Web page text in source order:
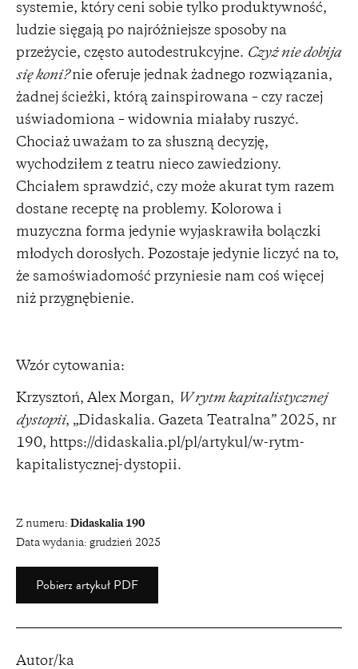
systemie, który ceni sobie tylko produktywność,
ludzie sięgają po najróżniejsze sposoby na
przeżycie, często autodestrukcyjne. Czyż nie dobija
się koni?nie oferuje jednak żadnego rozwiązania,
żadnej ścieżki, którą zainspirowana – czy raczej
uświadomiona – widownia miałaby ruszyć.
Chociaż uważam to za słuszną decyzję,
wychodziłem z teatru nieco zawiedziony.
Chciałem sprawdzić, czy może akurat tym razem
dostane receptę na problemy. Kolorowa i
muzyczna forma jedynie wyjaskrawiła bolączki
młodych dorosłych. Pozostaje jedynie liczyć na to,
że samoświadomość przyniesie nam coś więcej
niż przygnębienie.
Wzór cytowania:
Krzysztoń, Alex Morgan,
W rytm kapitalistycznej
dystopii, „Didaskalia. Gazeta Teatralna” 2025, nr
190, https://didaskalia.pl/pl/artykul/w-rytm-
kapitalistycznej-dystopii.
Z numeru: Didaskalia 190
Data wydania: grudzień 2025
Pobierz artykuł PDF
Autor/ka